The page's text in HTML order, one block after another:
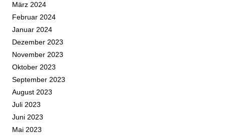
März 2024
Februar 2024
Januar 2024
Dezember 2023
November 2023
Oktober 2023
September 2023
August 2023
Juli 2023
Juni 2023
Mai 2023